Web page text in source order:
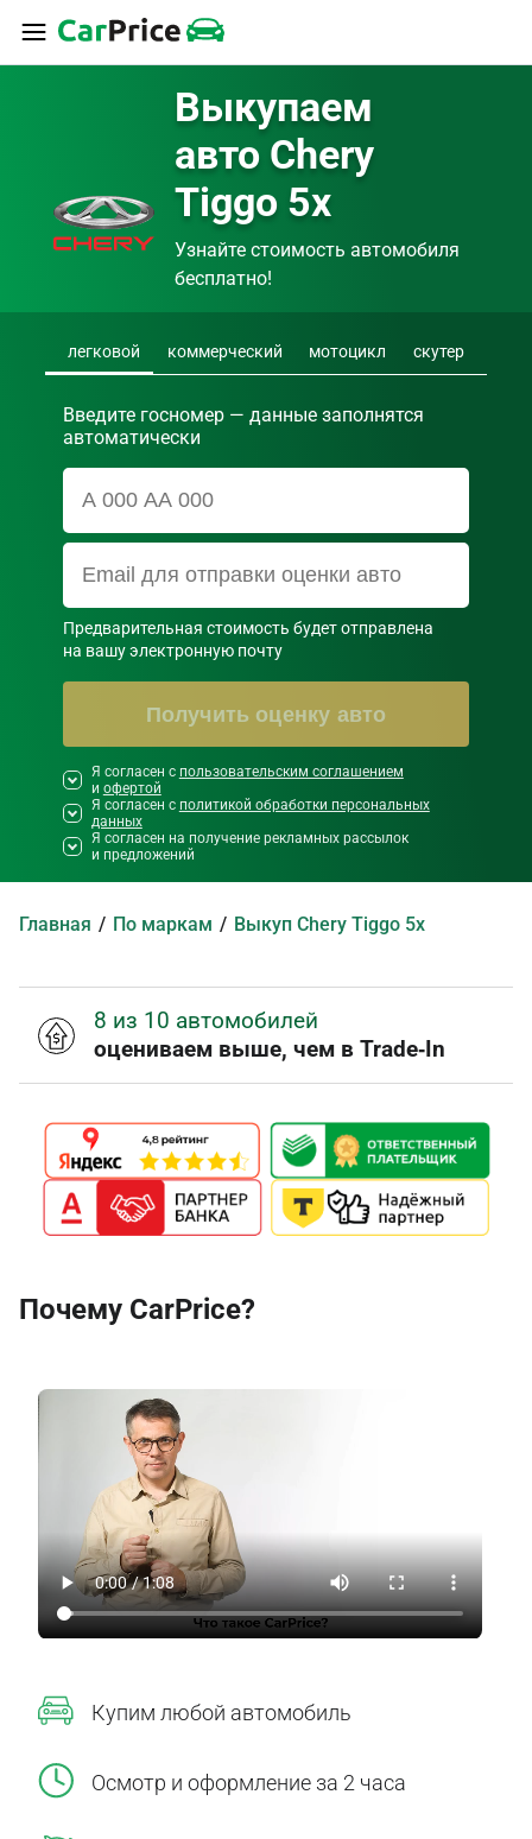
Выкупаем
авто Chery
Tiggo 5x
Узнайте стоимость автомобиля
бесплатно!
легковой коммерческий мотоцикл скутер
Введите госномер — данные заполнятся
автоматически
Предварительная стоимость будет отправлена
на вашу электронную почту
Получить оценку авто
Необходимо согласиться со всеми
правилами и условиями ниже
Я согласен с пользовательским соглашением
и офертой
Я согласен с политикой обработки персональных
данных
Я согласен на получение рекламных рассылок
и предложений
Главная По маркам Выкуп Chery Tiggo 5x
8 из 10 автомобилей
оцениваем выше, чем в Trade‑In
Почему CarPrice?
Купим любой автомобиль
Осмотр и оформление за 2 часа